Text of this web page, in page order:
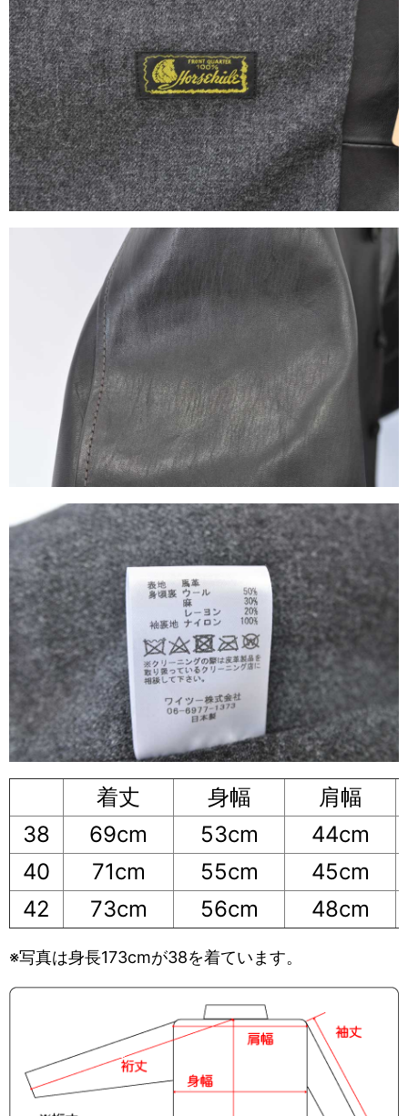
着丈 身幅
肩幅
38
69cm 53cm
44cm
40
71cm 55cm
45cm
42
73cm 56cm 48cm
※写真は身長173cmが38を着ています。